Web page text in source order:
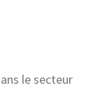
le secteur